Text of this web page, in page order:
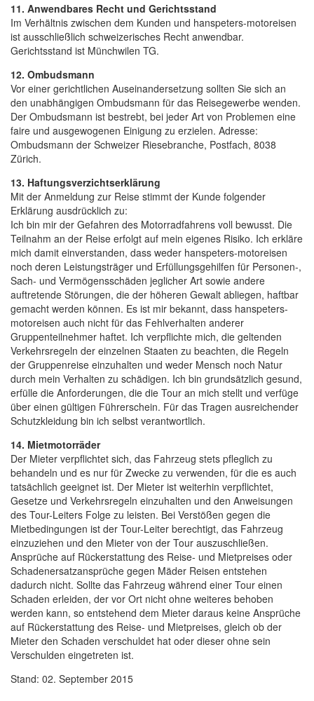
11. Anwendbares Recht und Gerichtsstand
Im Verhältnis zwischen dem Kunden und hanspeters-motoreisen
ist ausschließlich schweizerisches Recht anwendbar.
Gerichtsstand ist Münchwilen TG.
12. Ombudsmann
Vor einer gerichtlichen Auseinandersetzung sollten Sie sich an
den unabhängigen Ombudsmann für das Reisegewerbe wenden.
Der Ombudsmann ist bestrebt, bei jeder Art von Problemen eine
faire und ausgewogenen Einigung zu erzielen. Adresse:
Ombudsmann der Schweizer Riesebranche, Postfach, 8038
Zürich.
13. Haftungsverzichtserklärung
Mit der Anmeldung zur Reise stimmt der Kunde folgender
Erklärung ausdrücklich zu:
Ich bin mir der Gefahren des Motorradfahrens voll bewusst. Die
Teilnahm an der Reise erfolgt auf mein eigenes Risiko. Ich erkläre
mich damit einverstanden, dass weder hanspeters-motoreisen
noch deren Leistungsträger und Erfüllungsgehilfen für Personen-,
Sach- und Vermögensschäden jeglicher Art sowie andere
auftretende Störungen, die der höheren Gewalt abliegen, haftbar
gemacht werden können. Es ist mir bekannt, dass hanspeters-
motoreisen auch nicht für das Fehlverhalten anderer
Gruppenteilnehmer haftet. Ich verpflichte mich, die geltenden
Verkehrsregeln der einzelnen Staaten zu beachten, die Regeln
der Gruppenreise einzuhalten und weder Mensch noch Natur
durch mein Verhalten zu schädigen. Ich bin grundsätzlich gesund,
erfülle die Anforderungen, die die Tour an mich stellt und verfüge
über einen gültigen Führerschein. Für das Tragen ausreichender
Schutzkleidung bin ich selbst verantwortlich.
14. Mietmotorräder
Der Mieter verpflichtet sich, das Fahrzeug stets pfleglich zu
behandeln und es nur für Zwecke zu verwenden, für die es auch
tatsächlich geeignet ist. Der Mieter ist weiterhin verpflichtet,
Gesetze und Verkehrsregeln einzuhalten und den Anweisungen
des Tour-Leiters Folge zu leisten. Bei Verstößen gegen die
Mietbedingungen ist der Tour-Leiter berechtigt, das Fahrzeug
einzuziehen und den Mieter von der Tour auszuschließen.
Ansprüche auf Rückerstattung des Reise- und Mietpreises oder
Schadenersatzansprüche gegen Mäder Reisen entstehen
dadurch nicht. Sollte das Fahrzeug während einer Tour einen
Schaden erleiden, der vor Ort nicht ohne weiteres behoben
werden kann, so entstehend dem Mieter daraus keine Ansprüche
auf Rückerstattung des Reise- und Mietpreises, gleich ob der
Mieter den Schaden verschuldet hat oder dieser ohne sein
Verschulden eingetreten ist.
Stand: 02. September 2015